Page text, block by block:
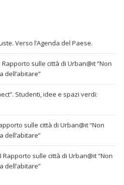
Verso l’Agenda del Paese.
sulle città di Urban@it “Non
dell’abitare”
Studenti, idee e spazi verdi:
sulle città di Urban@it “Non
dell’abitare”
sulle città di Urban@it “Non
dell’abitare”